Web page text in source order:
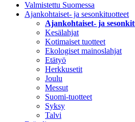
Valmistettu Suomessa
Ajankohtaiset- ja sesonkituotteet
Ajankohtaiset- ja
Kesälahjat
Kotimaiset tuotteet
Ekologiset mainoslahjat
Etätyö
Herkkusetit
Joulu
Messut
Suomi-tuotteet
Syksy
Talvi